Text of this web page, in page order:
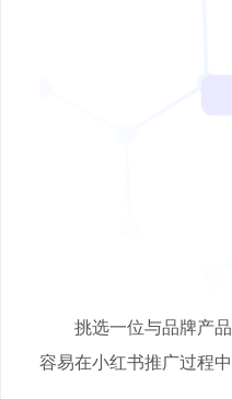
挑选一位与品牌产品
容易在小红书推广过程中